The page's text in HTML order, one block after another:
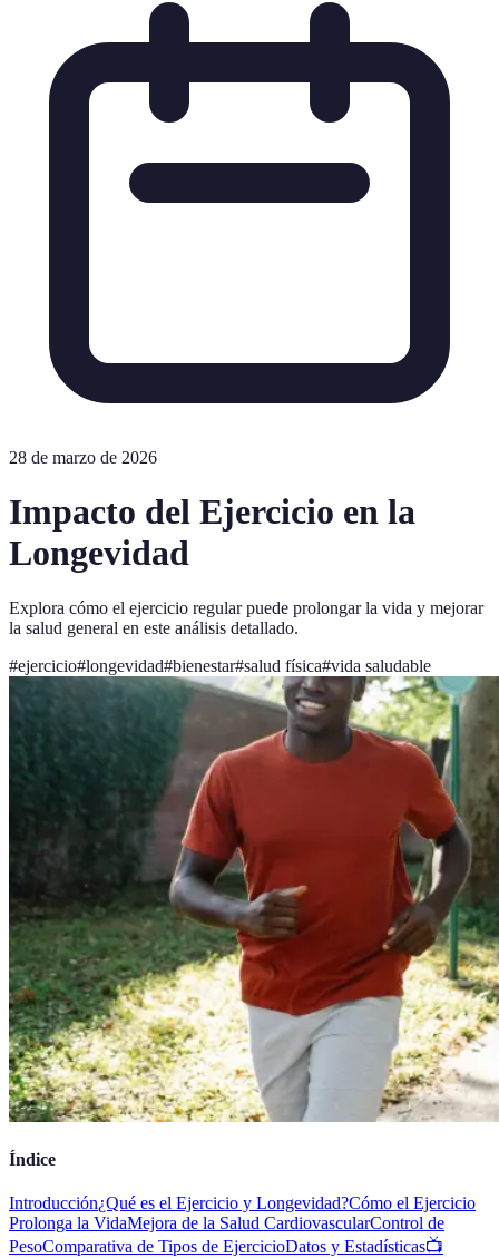
28 de marzo de 2026
Impacto del Ejercicio en la
Longevidad
Explora cómo el ejercicio regular puede prolongar la vida y mejorar
la salud general en este análisis detallado.
#ejercicio#longevidad#bienestar#salud física#vida saludable
Índice
Introducción¿Qué es el Ejercicio y Longevidad?Cómo el Ejercicio
Prolonga la VidaMejora de la Salud CardiovascularControl de
PesoComparativa de Tipos de EjercicioDatos y Estadísticas📺